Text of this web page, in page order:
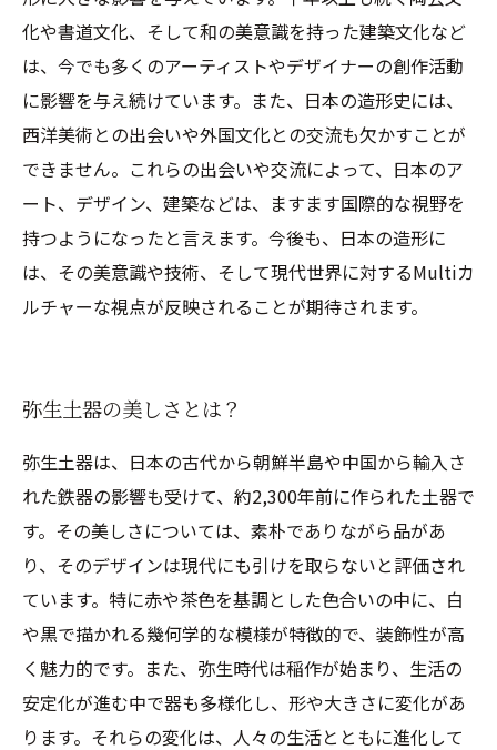
化や書道文化、そして和の美意識を持った建築文化など
は、今でも多くのアーティストやデザイナーの創作活動
に影響を与え続けています。また、日本の造形史には、
西洋美術との出会いや外国文化との交流も欠かすことが
できません。これらの出会いや交流によって、日本のア
ート、デザイン、建築などは、ますます国際的な視野を
持つようになったと言えます。今後も、日本の造形に
は、その美意識や技術、そして現代世界に対するMultiカ
ルチャーな視点が反映されることが期待されます。
弥生土器の美しさとは？
弥生土器は、日本の古代から朝鮮半島や中国から輸入さ
れた鉄器の影響も受けて、約2,300年前に作られた土器で
す。その美しさについては、素朴でありながら品があ
り、そのデザインは現代にも引けを取らないと評価され
ています。特に赤や茶色を基調とした色合いの中に、白
や黒で描かれる幾何学的な模様が特徴的で、装飾性が高
く魅力的です。また、弥生時代は稲作が始まり、生活の
安定化が進む中で器も多様化し、形や大きさに変化があ
ります。それらの変化は、人々の生活とともに進化して